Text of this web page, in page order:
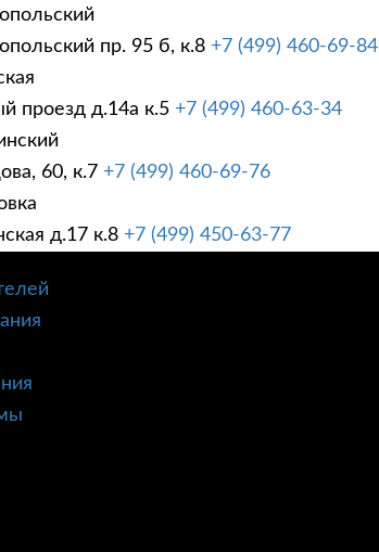
пр. 95 б, к.8 +7 (499) 460-69-84
проезд д.14а к.5 +7 (499) 460-63-34
60, к.7 +7 (499) 460-69-76
д.17 к.8 +7 (499) 450-63-77
УСЛУГИ